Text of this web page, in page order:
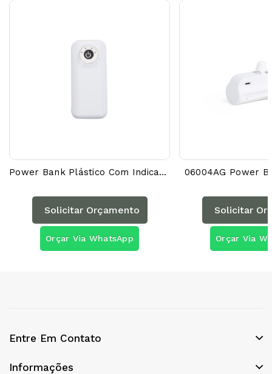
Power Bank Plástico Com Indicador Led E Lanterna 12792AG
Solicitar Orçamento
Orçar Via WhatsApp
06004AG Power
Solicitar
Orçar Via
Entre Em Contato
Informações